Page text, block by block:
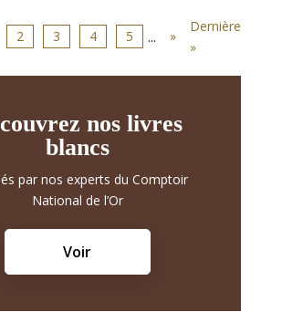
2 3 4 5 ... »
Dernière
»
nos livres
blancs
par nos experts du Comptoir
National de l’Or
Voir